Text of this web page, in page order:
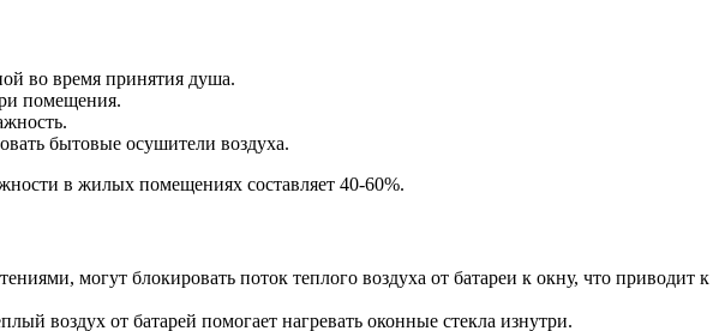
во время принятия душа.
помещения.
бытовые осушители воздуха.
в жилых помещениях составляет 40-60%.
могут блокировать поток теплого воздуха от батареи к окну, что приводит к
воздух от батарей помогает нагревать оконные стекла изнутри.